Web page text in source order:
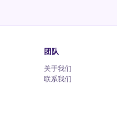
团队
关于我们
联系我们